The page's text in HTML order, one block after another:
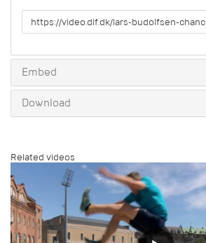
URL
to
Embed
Download
Related videos